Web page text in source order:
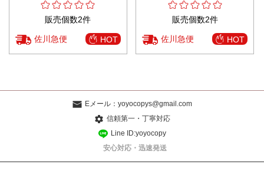
販売個数2件
佐川急便 HOT
販売個数2件
佐川急便 HOT
Eメール： yoyocopys@gmail.com
信頼第一・丁寧対応
Line ID:yoyocopy
安心対応・迅速発送